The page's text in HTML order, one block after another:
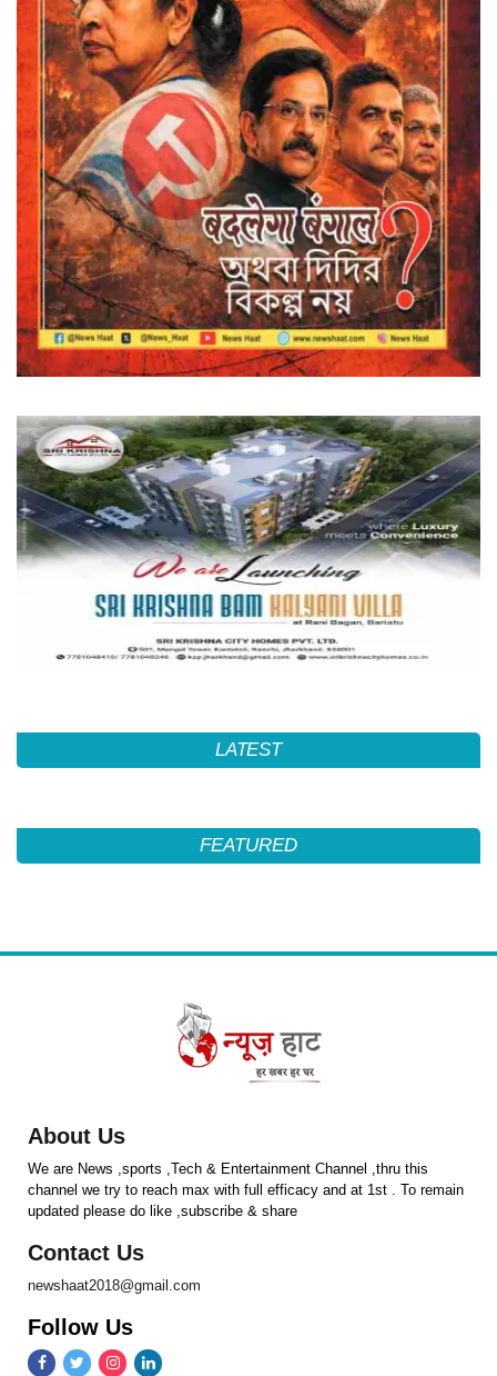
LATEST
FEATURED
About Us
We are News ,sports ,Tech & Entertainment Channel ,thru this
channel we try to reach max with full efficacy and at 1st . To remain
updated please do like ,subscribe & share
Contact Us
newshaat2018@gmail.com
Follow Us